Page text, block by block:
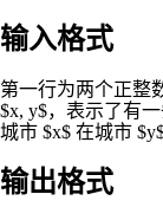
输入格式
第一行为两个正整
$x, y$，表示了有
城市 $x$ 在城市
输出格式